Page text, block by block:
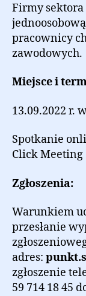
Firmy sektora
pracownicy
zawodowych.
Miejsce i
13.09.2022 r.
Spotkanie
Click Meeting
Zgłoszenia:
Warunkiem
przesłanie
adres:
zgłoszenie
59 714 18 45